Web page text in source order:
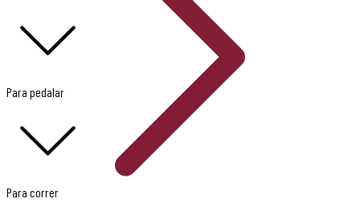
Para pedalar
Para correr